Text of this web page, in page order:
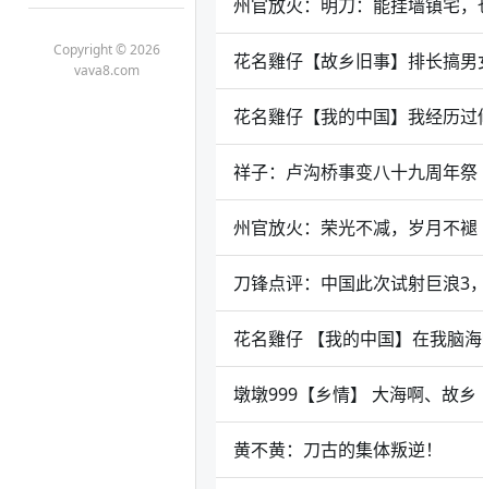
Copyright © 2026
vava8.com
州官放火：明刀：能挂墙镇宅
花名雞仔【故乡旧事】排长搞
花名雞仔【我的中国】我经历
祥子：卢沟桥事变八十九周年祭
州官放火：荣光不减，岁月不褪
刀锋点评：中国此次试射巨浪
花名雞仔 【我的中国】在我脑
墩墩999【乡情】 大海啊、故乡
黄不黄：刀古的集体叛逆！